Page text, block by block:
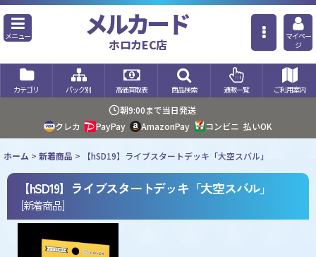
メニュー メルカード
ホロカEC店
マイペー
ジ
カテゴリ パック別 高価買取表 商品検索 通販一覧 ご利用案内
朝9:00まで当日発送
クレカ
PayPay AmazonPay コンビニ 払いOK
ホーム > 新着商品 > 【hSD19】ライブスタートデッキ「大空スバル」
【hSD19】ライブスタートデッキ「大空スバル」
[新着商品]